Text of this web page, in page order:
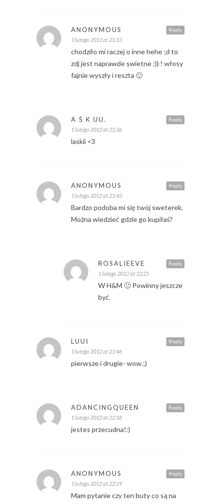
Reply
ANONYMOUS
1 lutego 2012 at 21:33
chodziło mi raczej o inne hehe ;d to
zdj jest naprawde swietne :)) ! włosy
fajnie wyszły i reszta 🙂
Reply
A Ś K UU.
1 lutego 2012 at 21:36
laskii <3
Reply
ANONYMOUS
1 lutego 2012 at 21:43
Bardzo podoba mi się twój sweterek.
Można wiedzieć gdzie go kupiłaś?
Reply
ROSALIEEVE
1 lutego 2012 at 22:25
W H&M 🙂 Powinny jeszcze
być.
Reply
LUUI
1 lutego 2012 at 21:46
pierwsze i drugie- wow.;)
Reply
ADANCINGQUEEN
1 lutego 2012 at 22:18
jestes przecudna!:)
Reply
ANONYMOUS
1 lutego 2012 at 22:19
Mam pytanie czy ten buty co są na